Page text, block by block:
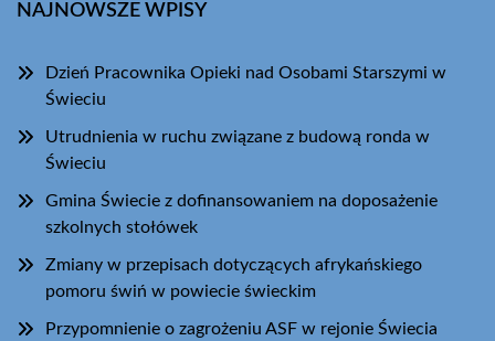
NAJNOWSZE WPISY
Dzień Pracownika Opieki nad Osobami Starszymi w
Świeciu
Utrudnienia w ruchu związane z budową ronda w
Świeciu
Gmina Świecie z dofinansowaniem na doposażenie
szkolnych stołówek
Zmiany w przepisach dotyczących afrykańskiego
pomoru świń w powiecie świeckim
Przypomnienie o zagrożeniu ASF w rejonie Świecia